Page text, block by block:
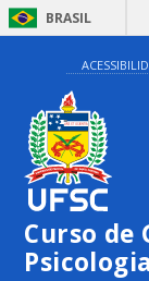
BRASIL
Curso de
Psicologia